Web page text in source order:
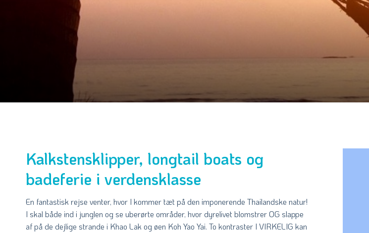
Kalkstensklipper, longtail boats og
badeferie i verdensklasse
En fantastisk rejse venter, hvor I kommer tæt på den imponerende Thailandske natur!
I skal både ind i junglen og se uberørte områder, hvor dyrelivet blomstrer OG slappe
af på de dejlige strande i Khao Lak og øen Koh Yao Yai. To kontraster I VIRKELIG kan